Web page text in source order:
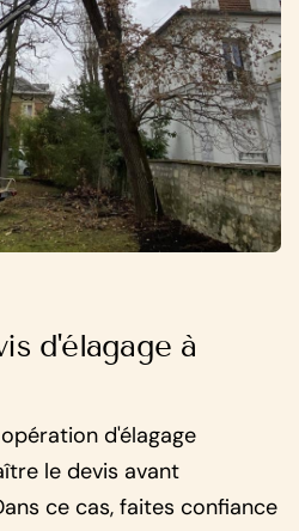
d'élagage à
d'élagage
le devis avant
ce cas, faites confiance